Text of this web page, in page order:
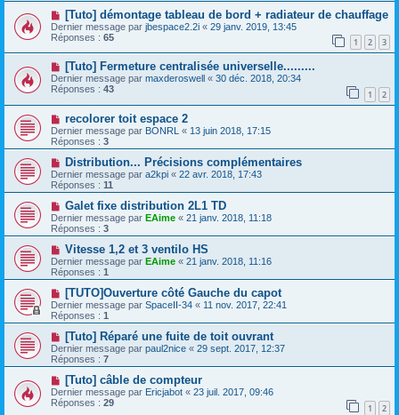
[Tuto] démontage tableau de bord + radiateur de chauffage
Dernier message par jbespace2.2i « 29 janv. 2019, 13:45
Réponses : 65 1 2 3
[Tuto] Fermeture centralisée universelle.........
Dernier message par maxderoswell « 30 déc. 2018, 20:34
Réponses : 43 1 2
recolorer toit espace 2
Dernier message par BONRL « 13 juin 2018, 17:15
Réponses : 3
Distribution... Précisions complémentaires
Dernier message par a2kpi « 22 avr. 2018, 17:43
Réponses : 11
Galet fixe distribution 2L1 TD
Dernier message par EAime « 21 janv. 2018, 11:18
Réponses : 3
Vitesse 1,2 et 3 ventilo HS
Dernier message par EAime « 21 janv. 2018, 11:16
Réponses : 1
[TUTO]Ouverture côté Gauche du capot
Dernier message par SpaceII-34 « 11 nov. 2017, 22:41
Réponses : 1
[Tuto] Réparé une fuite de toit ouvrant
Dernier message par paul2nice « 29 sept. 2017, 12:37
Réponses : 7
[Tuto] câble de compteur
Dernier message par Ericjabot « 23 juil. 2017, 09:46
Réponses : 29 1 2